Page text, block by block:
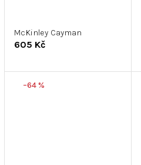
McKinley Cayman
605 Kč
–64 %